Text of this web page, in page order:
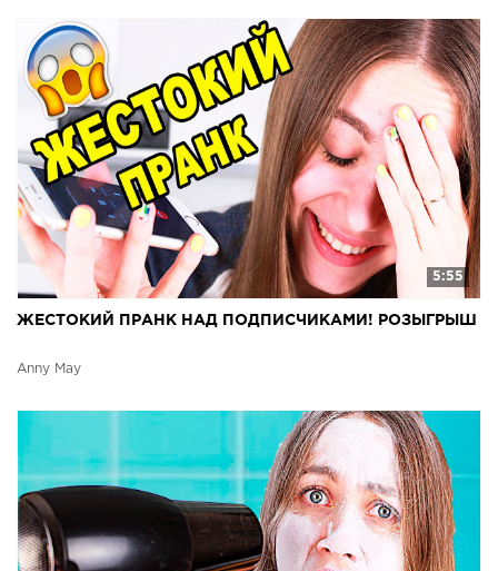
5:55
ЖЕСТОКИЙ ПРАНК НАД ПОДПИСЧИКАМИ! РОЗЫГРЫШ
Anny May